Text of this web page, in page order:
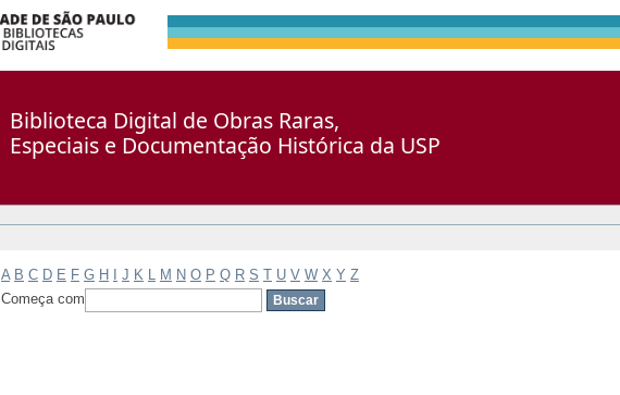
Biblioteca Digital de Obras Raras,
Especiais e Documentação Histórica da USP
A B C D E F G H J K M N O P Q R S T U V W X Y Z
Começa com